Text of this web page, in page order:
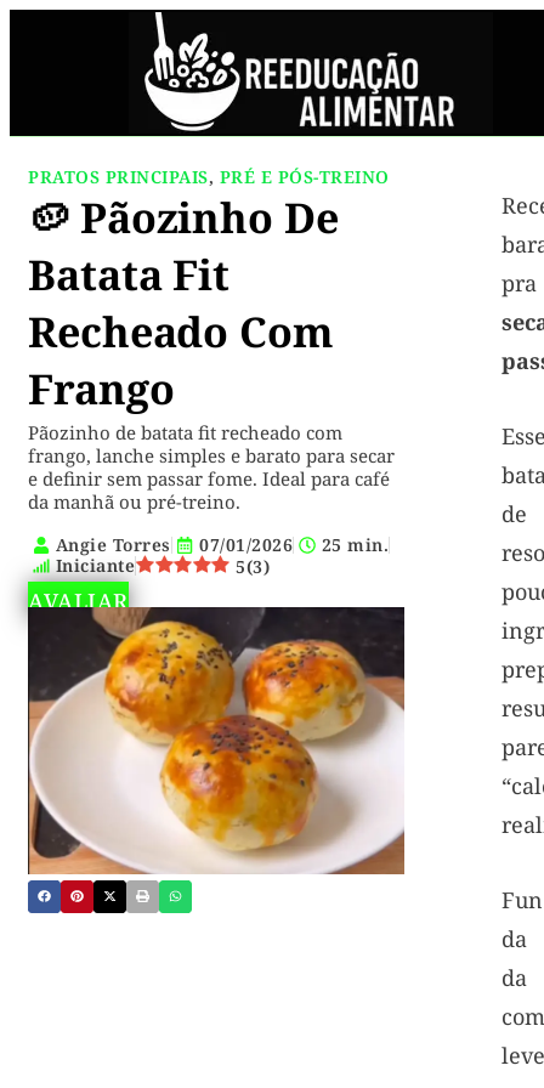
PRATOS PRINCIPAIS, PRÉ E PÓS-TREINO
🥔 Pãozinho De
Batata Fit
Recheado Com
Frango
Pãozinho de batata fit recheado com
frango, lanche simples e barato para secar
e definir sem passar fome. Ideal para café
da manhã ou pré-treino.
Angie Torres 07/01/2026
25 min.
Iniciante
5(3)
AVALIAR
da
da